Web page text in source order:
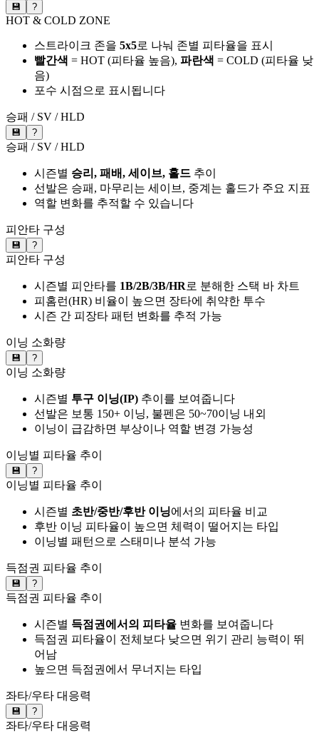
💾 ?
HOT & COLD ZONE
스트라이크 존을 5x5로 나눠 존별 피타율을 표시
빨간색 = HOT (피타율 높음), 파란색 = COLD (피타율 낮
음)
포수 시점으로 표시됩니다
승패 / SV / HLD
💾 ?
승패 / SV / HLD
시즌별 승리, 패배, 세이브, 홀드 추이
선발은 승패, 마무리는 세이브, 중계는 홀드가 주요 지표
역할 변화를 추적할 수 있습니다
피안타 구성
💾 ?
피안타 구성
시즌별 피안타를 1B/2B/3B/HR로 분해한 스택 바 차트
피홈런(HR) 비율이 높으면 장타에 취약한 투수
시즌 간 피장타 패턴 변화를 추적 가능
이닝 소화량
💾 ?
이닝 소화량
시즌별 투구 이닝(IP) 추이를 보여줍니다
선발은 보통 150+ 이닝, 불펜은 50~70이닝 내외
이닝이 급감하면 부상이나 역할 변경 가능성
이닝별 피타율 추이
💾 ?
이닝별 피타율 추이
시즌별 초반/중반/후반 이닝에서의 피타율 비교
후반 이닝 피타율이 높으면 체력이 떨어지는 타입
이닝별 패턴으로 스태미나 분석 가능
득점권 피타율 추이
💾 ?
득점권 피타율 추이
시즌별 득점권에서의 피타율 변화를 보여줍니다
득점권 피타율이 전체보다 낮으면 위기 관리 능력이 뛰
어남
높으면 득점권에서 무너지는 타입
좌타/우타 대응력
💾 ?
좌타/우타 대응력